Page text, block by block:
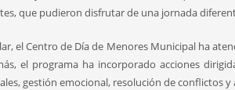
que pudieron disfrutar de una jornada
el Centro de Día de Menores Municipal ha
el programa ha incorporado acciones
gestión emocional, resolución de conflictos